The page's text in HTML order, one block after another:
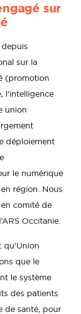
sur
sur la
(promotion
l’intelligence
union
déploiement
le numérique
région. Nous
comité de
Occitanie.
que le
le système
des patients
de santé, pour